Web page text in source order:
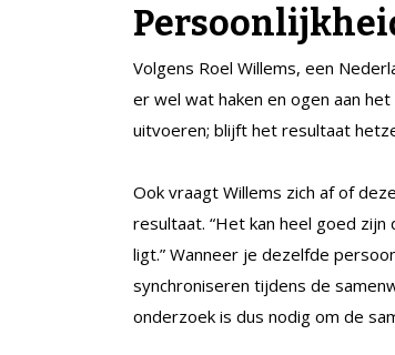
Volgens Roel Willems, een
er wel wat haken en ogen aan
uitvoeren; blijft het resultaat
Ook vraagt Willems zich af of
resultaat. “Het kan heel goed
ligt.” Wanneer je dezelfde
synchroniseren tijdens de
onderzoek is dus nodig om de